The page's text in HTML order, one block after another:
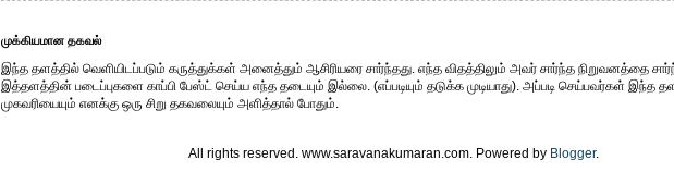
முக்கியமான தகவல்
இந்த தளத்தில் வெளியிடப்படும் கருத்துக்கள் அனைத்தும் ஆசிரியரை சார்ந்தது. எந்த விதத்திலும் அவர் சார்ந்த நிறுவனத்தை
இத்தளத்தின் படைப்புகளை காப்பி பேஸ்ட் செய்ய எந்த தடையும் இல்லை. (எப்படியும் தடுக்க முடியாது). அப்படி செய்பவர்கள் இந்த
முகவரியையும் எனக்கு ஒரு சிறு தகவலையும் அளித்தால் போதும்.
All rights reserved. www.saravanakumaran.com. Powered by Blogger.